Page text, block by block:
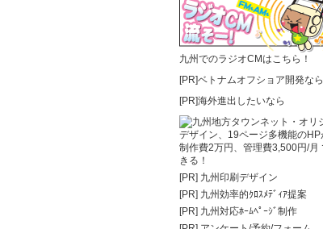
九州でのラジオCMはこちら！
[PR]ベトナムオフショア開発なら
[PR]海外進出したいなら
[PR] 九州印刷デザイン
[PR] 九州効率的ｸﾛｽﾒﾃﾞｨｱ提案
[PR] 九州対応ﾎｰﾑﾍﾟｰｼﾞ制作